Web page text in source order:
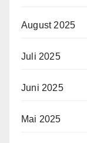
August 2025
Juli 2025
Juni 2025
Mai 2025